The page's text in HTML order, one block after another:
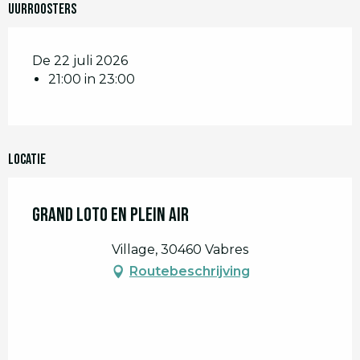
Uurroosters
De 22 juli 2026
21:00 in 23:00
Locatie
Grand loto en plein air
Village, 30460 Vabres
Routebeschrijving